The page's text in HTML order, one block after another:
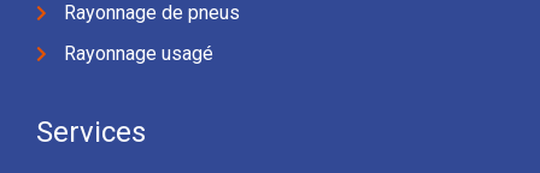
Rayonnage de pneus
Rayonnage usagé
Services